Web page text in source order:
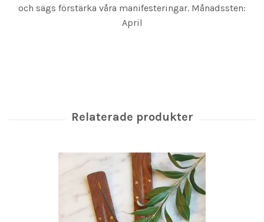
och sägs förstärka våra manifesteringar. Månadssten:
April